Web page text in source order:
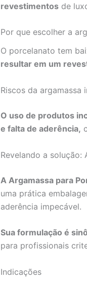
revestimentos de
Por que escolher a
O porcelanato tem
resultar em um
Riscos da argamassa
O uso de produtos
e falta de aderência,
Revelando a solução:
A Argamassa para
uma prática
aderência impecável.
Sua formulação é
para profissionais
Indicações